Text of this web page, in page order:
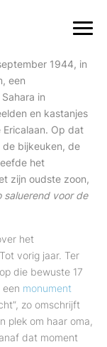
collega
1944, in
een
in
en kastanjes
Op dat
de bijkeuken, de
het
zijn oudste zoon,
saluerend voor de
het
vorig jaar. Ter
die bewuste 17
een monument
zo omschrijft
plek om haar oma,
dat moment